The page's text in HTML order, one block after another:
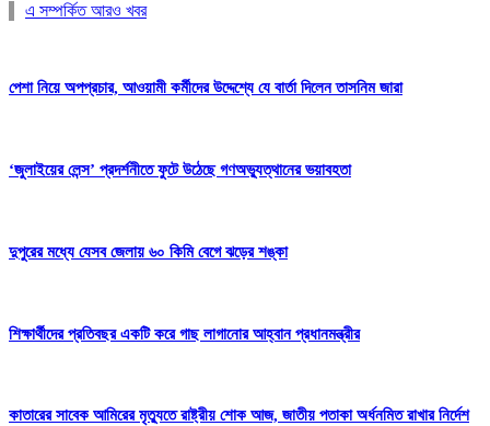
এ সম্পর্কিত আরও খবর
পেশা নিয়ে অপপ্রচার, আওয়ামী কর্মীদের উদ্দেশ্যে যে বার্তা দিলেন তাসনিম জারা
‘জুলাইয়ের লেন্স’ প্রদর্শনীতে ফুটে উঠেছে গণঅভ্যুত্থানের ভয়াবহতা
দুপুরের মধ্যে যেসব জেলায় ৬০ কিমি বেগে ঝড়ের শঙ্কা
শিক্ষার্থীদের প্রতিবছর একটি করে গাছ লাগানোর আহ্বান প্রধানমন্ত্রীর
কাতারের সাবেক আমিরের মৃত্যুতে রাষ্ট্রীয় শোক আজ, জাতীয় পতাকা অর্ধনমিত রাখার নির্দেশ